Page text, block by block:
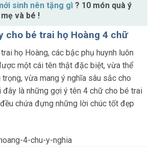
sinh nên tặng gì ? 10 món quà ý
và bé !
cho bé trai họ Hoàng 4 chữ
họ Hoàng, các bậc phụ huynh luôn
một cái tên thật đặc biệt, vừa thể
vừa mang ý nghĩa sâu sắc cho
là những gợi ý tên 4 chữ cho bé trai
chứa đựng những lời chúc tốt đẹp